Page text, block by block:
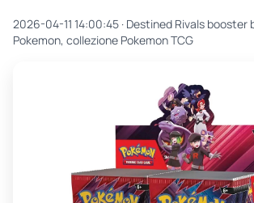
2026-04-11 14:00:45 · Destined Rivals booster
Pokemon, collezione Pokemon TCG